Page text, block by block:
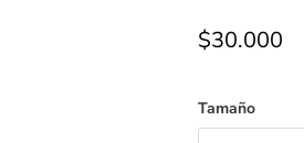
$30.000
Tamaño